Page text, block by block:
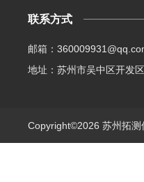
联系方式
邮箱：
地址：苏州市吴中区开发
Copyright©2026 苏州拓